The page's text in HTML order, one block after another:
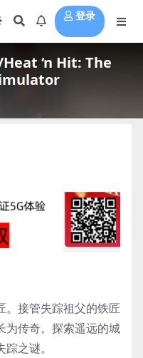
登录
‘n Hit: The
。接管失踪祖父的铁匠
为传奇。探索遥远的城
之谜。